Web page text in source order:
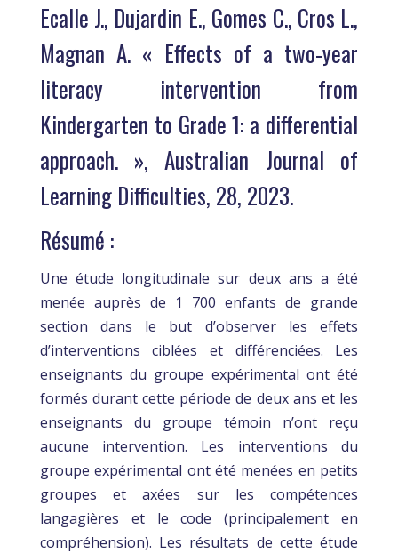
Ecalle J., Dujardin E., Gomes C., Cros L.,
Magnan A. « Effects of a two-year
literacy intervention from
Kindergarten to Grade 1: a differential
approach. », Australian Journal of
Learning Difficulties, 28, 2023.
Résumé :
Une étude longitudinale sur deux ans a été
menée auprès de 1 700 enfants de grande
section dans le but d’observer les effets
d’interventions ciblées et différenciées. Les
enseignants du groupe expérimental ont été
formés durant cette période de deux ans et les
enseignants du groupe témoin n’ont reçu
aucune intervention. Les interventions du
groupe expérimental ont été menées en petits
groupes et axées sur les compétences
langagières et le code (principalement en
compréhension). Les résultats de cette étude